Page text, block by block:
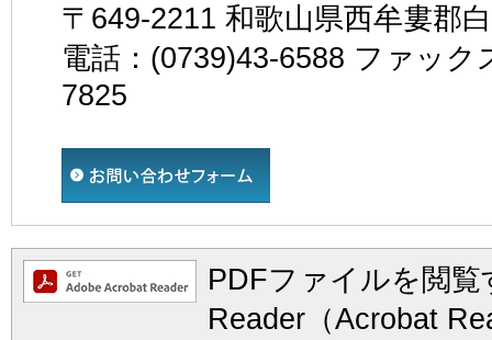
〒649-2211 和歌山県西牟婁郡
電話：(0739)43-6588 ファック
7825
PDFファイルを閲
Reader（Acrobat